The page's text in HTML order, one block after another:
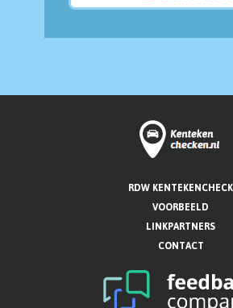
RDW KENTEKENCHECK
VOORBEELD
LINKPARTNERS
CONTACT